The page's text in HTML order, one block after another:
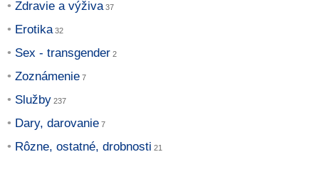
Zdravie a výživa
Erotika
Sex - transgender
Zoznámenie
Služby
Dary, darovanie
Rôzne, ostatné, drobnosti